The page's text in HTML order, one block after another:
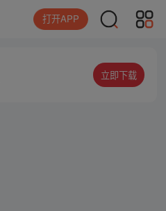
打开APP
立即下载